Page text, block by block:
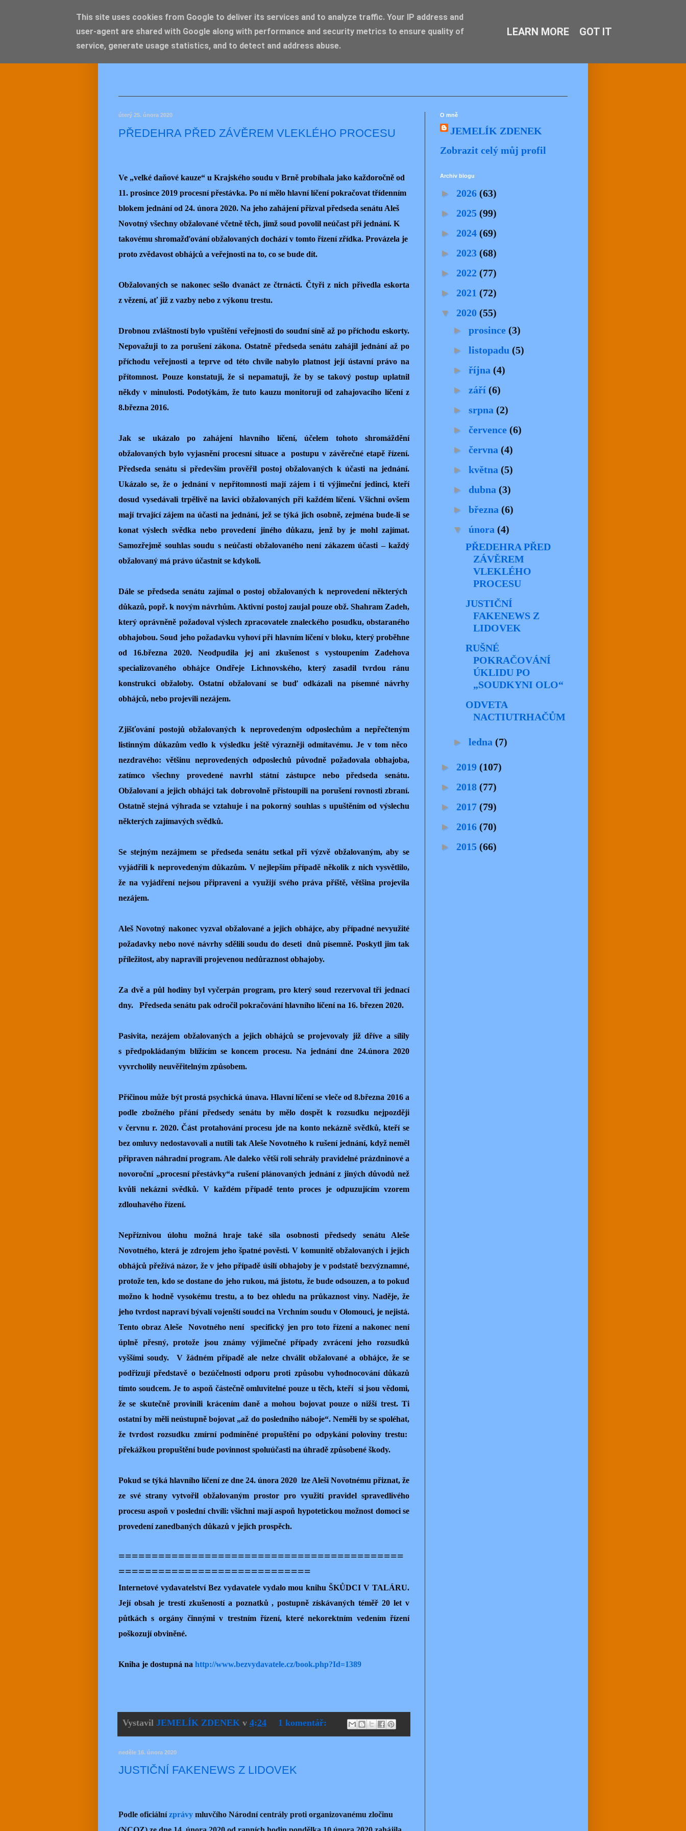
JEMELIK ZDENĚK
úterý 25. února 2020
PŘEDEHRA PŘED ZÁVĚREM VLEKLÉHO PROCESU
Ve „velké daňové kauze“ u Krajského soudu v Brně probíhala jako každoročně od
11. prosince 2019 procesní přestávka. Po ní mělo hlavní líčení pokračovat třídenním
blokem jednání od 24. února 2020. Na jeho zahájení přizval předseda senátu Aleš
Novotný všechny obžalované včetně těch, jimž soud povolil neúčast při jednání. K
takovému shromažďování obžalovaných dochází v tomto řízení zřídka. Provázela je
proto zvědavost obhájců a veřejnosti na to, co se bude dít.
Obžalovaných se nakonec sešlo dvanáct ze čtrnácti. Čtyři z nich přivedla eskorta
z vězení, ať již z vazby nebo z výkonu trestu.
Drobnou zvláštností bylo vpuštění veřejnosti do soudní síně až po příchodu eskorty.
Nepovažuji to za porušení zákona. Ostatně předseda senátu zahájil jednání až po
příchodu veřejnosti a teprve od této chvíle nabylo platnost její ústavní právo na
přítomnost. Pouze konstatuji, že si nepamatuji, že by se takový postup uplatnil
někdy v minulosti. Podotýkám, že tuto kauzu monitoruji od zahajovacího líčení z
8.března 2016.
Jak se ukázalo po zahájení hlavního líčení, účelem tohoto shromáždění
obžalovaných bylo vyjasnění procesní situace a
postupu v závěrečné etapě řízení.
Předseda senátu si především prověřil postoj obžalovaných k účasti na jednání.
Ukázalo se, že o jednání v nepřítomnosti mají zájem i ti výjimeční jedinci, kteří
dosud vysedávali trpělivě na lavici obžalovaných při každém líčení. Všichni ovšem
mají trvající zájem na účasti na jednání, jež se týká jich osobně, zejména bude-li se
konat výslech svědka nebo provedení jiného důkazu, jenž by je mohl zajímat.
Samozřejmě souhlas soudu s neúčastí obžalovaného není zákazem účasti – každý
obžalovaný má právo účastnit se kdykoli.
Dále se předseda senátu zajímal o postoj obžalovaných k neprovedení některých
důkazů, popř. k novým návrhům. Aktivní postoj zaujal pouze obž. Shahram Zadeh,
který oprávněně požadoval výslech zpracovatele znaleckého posudku, obstaraného
obhajobou. Soud jeho požadavku vyhoví při hlavním líčení v bloku, který proběhne
od 16.března 2020. Neodpudila jej ani zkušenost s vystoupením Zadehova
specializovaného obhájce Ondřeje Lichnovského, který zasadil tvrdou ránu
konstrukci obžaloby. Ostatní obžalovaní se buď odkázali na písemné návrhy
obhájců, nebo projevili nezájem.
Zjišťování postojů obžalovaných k neprovedeným odposlechům a nepřečteným
listinným důkazům vedlo k výsledku ještě výrazněji odmítavému. Je v tom něco
nezdravého: většinu neprovedených odposlechů původně požadovala obhajoba,
zatímco všechny provedené navrhl státní zástupce nebo předseda senátu.
Obžalovaní a jejich obhájci tak dobrovolně přistoupili na porušení rovnosti zbraní.
Ostatně stejná výhrada se vztahuje i na pokorný souhlas s upuštěním od výslechu
některých zajímavých svědků.
Se stejným nezájmem se předseda senátu setkal při výzvě obžalovaným, aby se
vyjádřili k neprovedeným důkazům. V nejlepším případě několik z nich vysvětlilo,
že na vyjádření nejsou připraveni a využijí svého práva příště, většina projevila
nezájem.
Aleš Novotný nakonec vyzval obžalované a jejich obhájce, aby případné nevyužité
požadavky nebo nové návrhy sdělili soudu do deseti
dnů písemně. Poskytl jim tak
příležitost, aby napravili projevenou nedůraznost obhajoby.
Za dvě a půl hodiny byl vyčerpán program, pro který soud rezervoval tři jednací
dny.
Předseda senátu pak odročil pokračování hlavního líčení na 16. březen 2020.
Pasivita, nezájem obžalovaných a jejich obhájců se projevovaly již dříve a sílily
s předpokládaným blížícím se koncem procesu. Na jednání dne 24.února 2020
vyvrcholily neuvěřitelným způsobem.
Příčinou může být prostá psychická únava. Hlavní líčení se vleče od 8.března 2016 a
podle zbožného přání předsedy senátu by mělo dospět k rozsudku nejpozději
v červnu r. 2020. Část protahování procesu jde na konto nekázně svědků, kteří se
bez omluvy nedostavovali a nutili tak Aleše Novotného k rušení jednání, když neměl
připraven náhradní program. Ale daleko větší roli sehrály pravidelné prázdninové a
novoroční „procesní přestávky“a rušení plánovaných jednání z jiných důvodů než
kvůli nekázni svědků. V každém případě tento proces je odpuzujícím vzorem
zdlouhavého řízení.
Nepříznivou úlohu možná hraje také síla osobnosti předsedy senátu Aleše
Novotného, která je zdrojem jeho špatné pověsti. V komunitě obžalovaných i jejich
obhájců přežívá názor, že v jeho případě úsilí obhajoby je v podstatě bezvýznamné,
protože ten, kdo se dostane do jeho rukou, má jistotu, že bude odsouzen, a to pokud
možno k hodně vysokému trestu, a to bez ohledu na průkaznost viny. Naděje, že
jeho tvrdost napraví bývalí vojenští soudci na Vrchním soudu v Olomouci, je nejistá.
Tento obraz Aleše
Novotného není
specifický jen pro toto řízení a nakonec není
úplně přesný, protože jsou známy výjimečné případy zvrácení jeho rozsudků
vyššími soudy.
V žádném případě ale nelze chválit obžalované a obhájce, že se
podřizují představě o bezúčelnosti odporu proti způsobu vyhodnocování důkazů
tímto soudcem. Je to aspoň částečně omluvitelné pouze u těch, kteří si jsou vědomi,
že se skutečně provinili krácením daně a mohou bojovat pouze o nižší trest. Ti
ostatní by měli neústupně bojovat „až do posledního náboje“. Neměli by se spoléhat,
že tvrdost rozsudku zmírní podmíněné propuštění po odpykání poloviny trestu:
překážkou propuštění bude povinnost spoluúčasti na úhradě způsobené škody.
Pokud se týká hlavního líčení ze dne 24. února 2020 lze Aleši Novotnému přiznat, že
ze své strany vytvořil obžalovaným prostor pro využití pravidel spravedlivého
procesu aspoň v poslední chvíli: všichni mají aspoň hypotetickou možnost domoci se
provedení zanedbaných důkazů v jejich prospěch.
===========================================
=============================
Internetové vydavatelství Bez vydavatele vydalo mou knihu ŠKŮDCI V TALÁRU.
Její obsah je trestí zkušeností a poznatků , postupně získávaných téměř 20 let v
půtkách s orgány činnými v trestním řízení, které nekorektním vedením řízení
poškozují obviněné.
Kniha je dostupná na http://www.bezvydavatele.cz/book.php?Id=1389
Vystavil JEMELÍK ZDENEK v 4:24 1 komentář:
neděle 16. února 2020
JUSTIČNÍ FAKENEWS Z LIDOVEK
Podle oficiálnízprávy mluvčího Národní centrály proti organizovanému zločinu
O mně
JEMELÍK ZDENEK
Zobrazit celý můj profil
Archiv blogu
► 2026 (63)
► 2025 (99)
► 2024 (69)
► 2023 (68)
► 2022 (77)
► 2021 (72)
▼ 2020 (55)
► prosince (3)
► listopadu (5)
► října (4)
► září (6)
► srpna (2)
► července (6)
► června (4)
► května (5)
► dubna (3)
► března (6)
▼ února (4)
PŘEDEHRA PŘED
ZÁVĚREM
VLEKLÉHO
PROCESU
JUSTIČNÍ
FAKENEWS Z
LIDOVEK
RUŠNÉ
POKRAČOVÁNÍ
ÚKLIDU PO
„SOUDKYNI OLO“
ODVETA
NACTIUTRHAČŮM
► ledna (7)
► 2019 (107)
► 2018 (77)
► 2017 (79)
► 2016 (70)
► 2015 (66)
This site uses cookies from Google to deliver its services and to analyze traffic. Your IP address and
user-agent are shared with Google along with performance and security metrics to ensure quality of
service, generate usage statistics, and to detect and address abuse.
LEARN MORE GOT IT